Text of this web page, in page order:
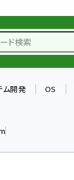
と築いた勝利の絆
ム開発 OS